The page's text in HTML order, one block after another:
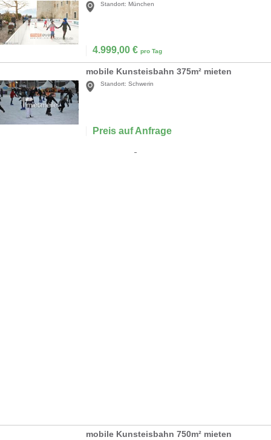
Standort: München
4.999,00 € pro Tag
mobile Kunsteisbahn 375m² mieten
Standort: Schwerin
Preis auf Anfrage
mobile Kunsteisbahn 750m² mieten